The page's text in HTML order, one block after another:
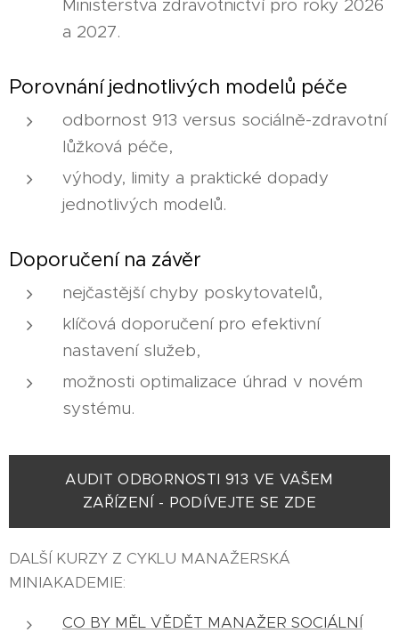
Ministerstva zdravotnictví pro roky 2026
a 2027.
Porovnání jednotlivých modelů péče
odbornost 913 versus sociálně-zdravotní
lůžková péče,
výhody, limity a praktické dopady
jednotlivých modelů.
Doporučení na závěr
nejčastější chyby poskytovatelů,
klíčová doporučení pro efektivní
nastavení služeb,
možnosti optimalizace úhrad v novém
systému.
AUDIT ODBORNOSTI 913 VE VAŠEM
ZAŘÍZENÍ - PODÍVEJTE SE ZDE
DALŠÍ KURZY Z CYKLU MANAŽERSKÁ
MINIAKADEMIE:
CO BY MĚL VĚDĚT MANAŽER SOCIÁLNÍ